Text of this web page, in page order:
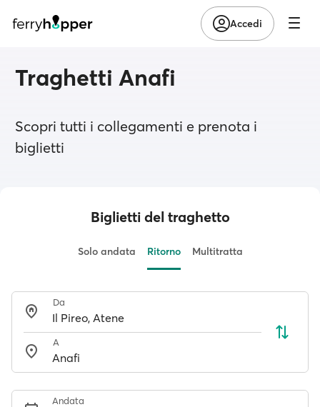
Accedi
Traghetti Anafi
Scopri tutti i collegamenti e prenota i
biglietti
Biglietti del traghetto
Solo andata Ritorno Multitratta
Da
A
Andata